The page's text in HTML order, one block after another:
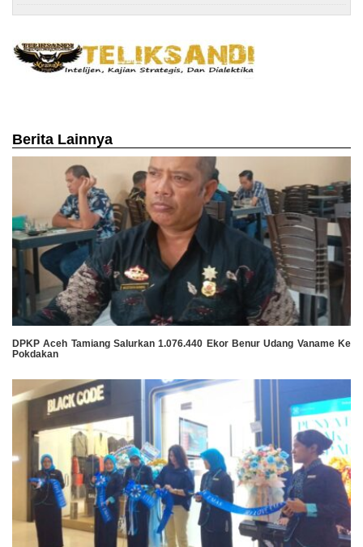
Berita Lainnya
DPKP Aceh Tamiang Salurkan 1.076.440 Ekor Benur Udang Vaname Ke
Pokdakan